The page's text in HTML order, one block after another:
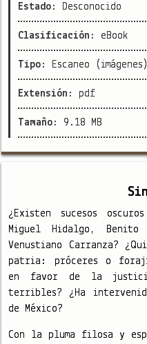
Estado: Desconocido
Clasificación: eBook
Tipo: Escaneo (imágenes)
Extensión: pdf
Tamaño: 9.18 MB
¿Existen sucesos
Miguel Hidalgo,
Venustiano Carranza?
patria: próceres o
en favor de la
terribles? ¿Ha
de México?
Con la pluma filosa y